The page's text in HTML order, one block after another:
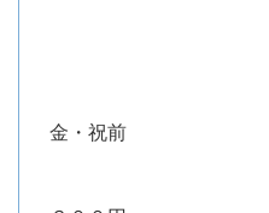
金・祝前